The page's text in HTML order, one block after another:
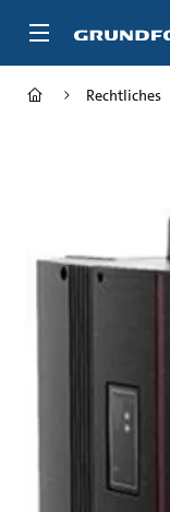
Inhalt
Rechtliches